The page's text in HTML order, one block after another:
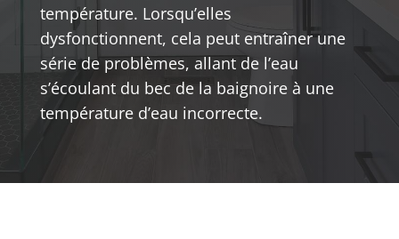
température. Lorsqu’elles
dysfonctionnent, cela peut entraîner une
série de problèmes, allant de l’eau
s’écoulant du bec de la baignoire à une
température d’eau incorrecte.